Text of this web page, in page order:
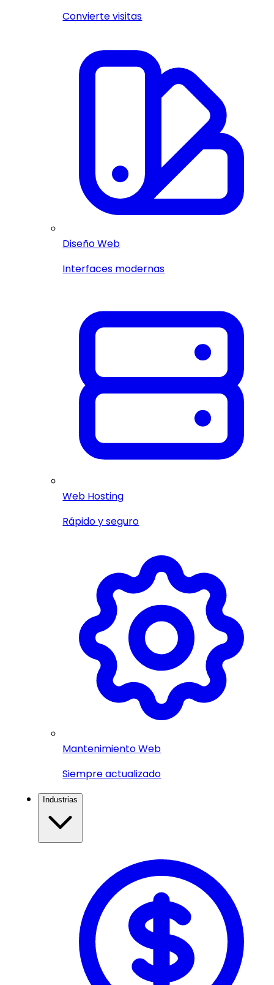
Convierte visitas
Diseño Web
Interfaces modernas
Web Hosting
Rápido y seguro
Mantenimiento Web
Siempre actualizado
Industrias